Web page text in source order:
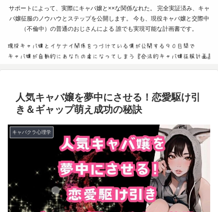
サポートによって、実際にキャバ嬢と××な関係なれた。 完全実証済み、キャ
バ嬢征服のノウハウとステップを公開します。 今も、現役キャバ嬢と交際中
（不倫中）の普通のおじさんによる 誰でも実現可能な計画書です。
人気キャバ嬢を夢中にさせる！恋愛駆け引
き＆ギャップ萌え成功の秘訣
キャバクラ心理学